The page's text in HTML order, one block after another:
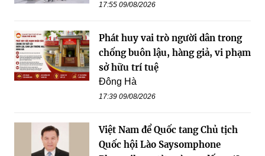
17:55 09/08/2026
Phát huy vai trò người dân trong
chống buôn lậu, hàng giả, vi phạm
sở hữu trí tuệ
Đông Hà
17:39 09/08/2026
Việt Nam để Quốc tang Chủ tịch
Quốc hội Lào Saysomphone